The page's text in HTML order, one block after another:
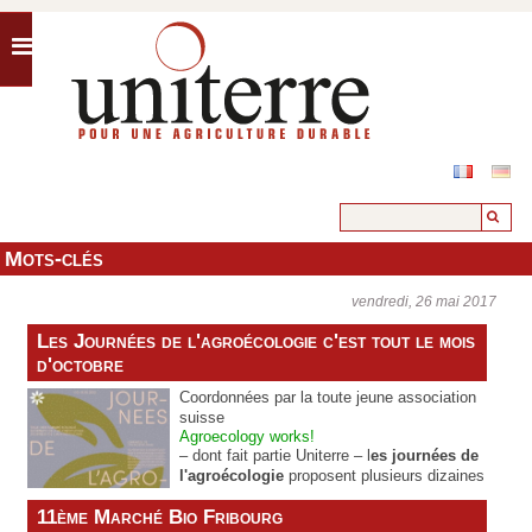
Mots-clés
vendredi, 26 mai 2017
Les Journées de l'agroécologie c'est tout le mois
d'octobre
Coordonnées par la toute jeune association
suisse
Agroecology works!
– dont fait partie Uniterre – l es journées de
l'agroécologie proposent plusieurs dizaines
d'événements, en ligne ou sur le terrain,
jusqu'à fin octobre.
11ème Marché Bio Fribourg